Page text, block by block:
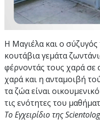
Η Μαγιέλα και ο
κουτάβια γεμάτα
φέρνοντάς τους χαρά σε
χαρά και η ανταμοιβή
τα ζώα είναι
τις ενότητες του
Το Εγχειρίδιο της